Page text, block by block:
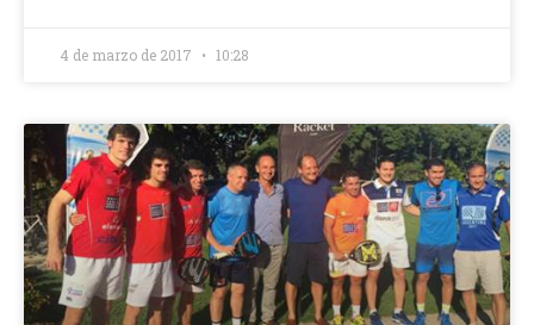
4 de marzo de 2017 10:28